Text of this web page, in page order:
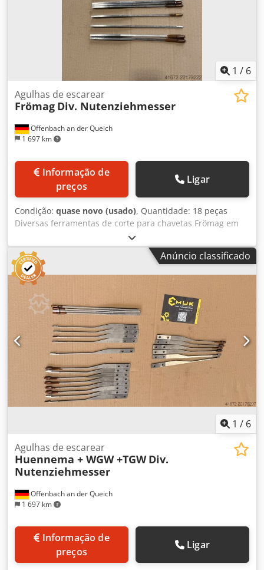
1 / 6
Offenbach an der Queich
1 697 km
Agulhas de escarear
Frömag Div. Nutenziehmesser
preços
Ligar
Condição: quase novo (usado), Quantidade: 18 peças
Diversas ferramentas de corte para chavetas Frömag em
conjunto -> 6x 6P9 - 15° Ø18-20 - A61 -> 2x 6P9 - 15° Ø17-
18 - A60H / A60 -> 1x P59 - 15° - A-SO-60 -> 2x P59 - 15° -
A51 -> 3x 4P9 - 15° Ø13-15 - A40 -> 1x 4P9 - 15° Ø12 - A40
Dodozf Np Aopfx Amkock -> 1x 3P9 - 15° Ø13-15 - A30 -> 2x
6 - Ø18-20 Venda individual também possível, basta
consultar.
Anúncio classificado
1 / 6
Offenbach an der Queich
1 697 km
Agulhas de escarear
Huennema + WGW +TGW Div.
Nutenziehmesser
preços
Ligar